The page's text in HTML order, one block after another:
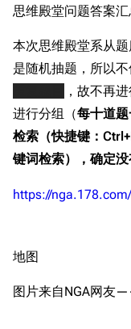
思维殿堂问题答案
本次思维殿堂系从
是随机抽题，所以
，故不再
进行分组（每十道
检索（快捷键：
键词检索），确定
https://
地图
图片来自NGA网友